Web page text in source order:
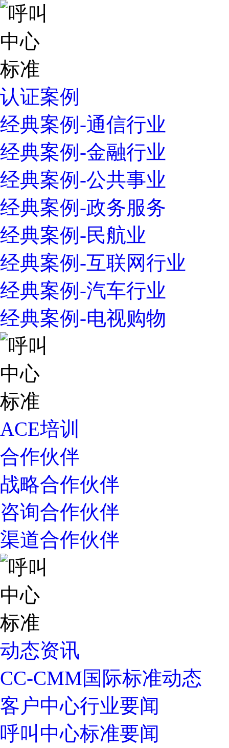
认证案例
经典案例-通信行业
经典案例-金融行业
经典案例-公共事业
经典案例-政务服务
经典案例-民航业
经典案例-互联网行业
经典案例-汽车行业
经典案例-电视购物
ACE培训
合作伙伴
战略合作伙伴
咨询合作伙伴
渠道合作伙伴
动态资讯
CC-CMM国际标准动态
客户中心行业要闻
呼叫中心标准要闻